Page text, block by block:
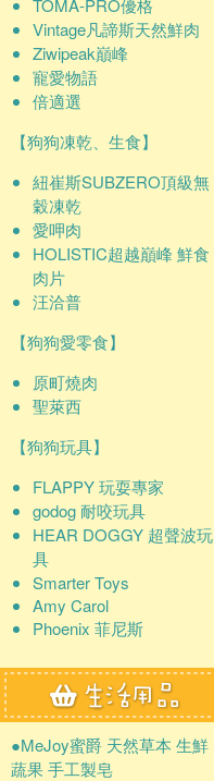
TOMA-PRO優格
Vintage凡諦斯天然鮮肉
Ziwipeak巔峰
寵愛物語
倍適選
【狗狗凍乾、生食】
紐崔斯SUBZERO頂級無
穀凍乾
愛呷肉
HOLISTIC超越巔峰 鮮食
肉片
汪洽普
【狗狗愛零食】
原町燒肉
聖萊西
【狗狗玩具】
FLAPPY 玩耍專家
godog 耐咬玩具
HEAR DOGGY 超聲波玩
具
Smarter Toys
Amy Carol
Phoenix 菲尼斯
●MeJoy蜜爵 天然草本 生鮮
蔬果 手工製皂